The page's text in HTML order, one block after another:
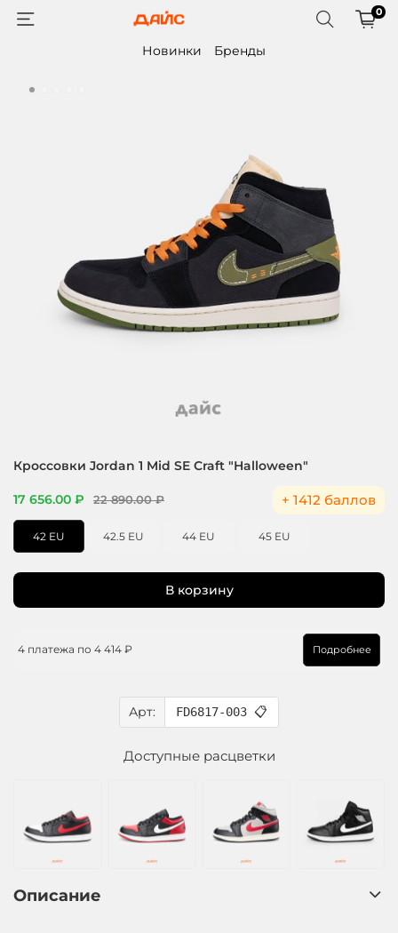
0
Новинки Бренды
Кроссовки Jordan 1 Mid SE Craft "Halloween"
17 656.00 ₽ 22 890.00 ₽ + 1412 баллов
Арт: FD6817-003 📋
В корзину
4 платежа по 4 414 ₽ Подробнее
42 EU 42.5 EU 44 EU 45 EU
Доступные расцветки
Описание